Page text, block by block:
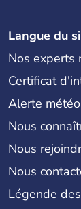
Langue du
Nos experts
Certificat
Alerte météo
Nous
Nous
Nous
Légende